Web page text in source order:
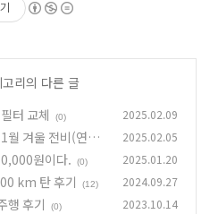
리의 다른 글
터 교체
(0) 2025.02.09
월 겨울 전비(연비) 2025.02.05
원이다. (0) 2025.01.20
km 탄 후기 (12) 2024.09.27
행 후기 (0) 2023.10.14